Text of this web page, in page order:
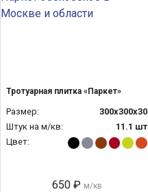
Тротуарная плитка «Паркет»
Размер:
300х300х30
Штук на м/кв:
11.1 шт
Цвет:
650 ₽ м/кв